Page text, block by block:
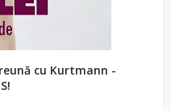
cu Kurtmann -